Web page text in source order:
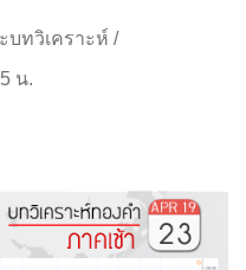
บทวิเคราะห์ /
น.